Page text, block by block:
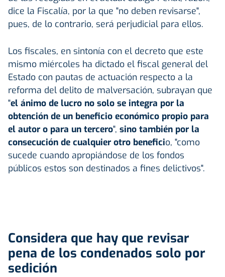
dice la Fiscalía, por la que "no deben revisarse",
pues, de lo contrario, será perjudicial para ellos.
Los fiscales, en sintonía con el decreto que este
mismo miércoles ha dictado el fiscal general del
Estado con pautas de actuación respecto a la
reforma del delito de malversación, subrayan que
"el ánimo de lucro no solo se integra por la
obtención de un beneficio económico propio para
el autor o para un tercero", sino también por la
consecución de cualquier otro beneficio, "como
sucede cuando apropiándose de los fondos
públicos estos son destinados a fines delictivos".
Considera que hay que revisar
pena de los condenados solo por
sedición